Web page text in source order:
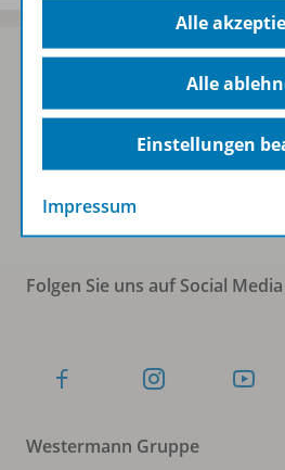
Sofort profitieren
Folgen Sie uns auf Social Media
Westermann Gruppe
Alle
Alle
Einstellungen
Impressum